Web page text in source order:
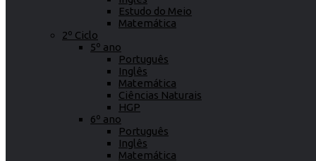
Estudo do Meio
Matemática
2º Ciclo
5º ano
Português
Inglês
Matemática
Ciências Naturais
HGP
6º ano
Português
Inglês
Matemática